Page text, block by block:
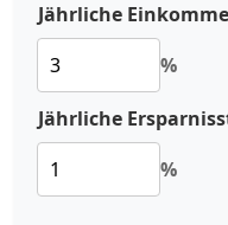
Jährliche
%
Jährliche
%